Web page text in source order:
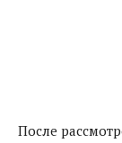
После